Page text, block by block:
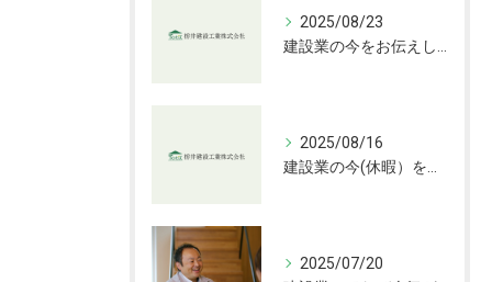
2025/08/23
2025/08/16
2025/07/20